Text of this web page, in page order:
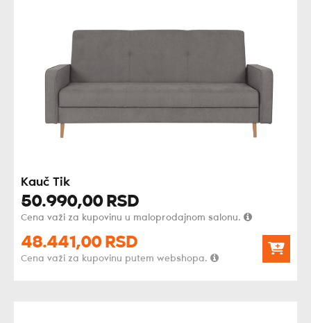
Kauč Tik
50.990,00 RSD
Cena važi za kupovinu u maloprodajnom salonu.
48.441,00 RSD
Cena važi za kupovinu putem webshopa.